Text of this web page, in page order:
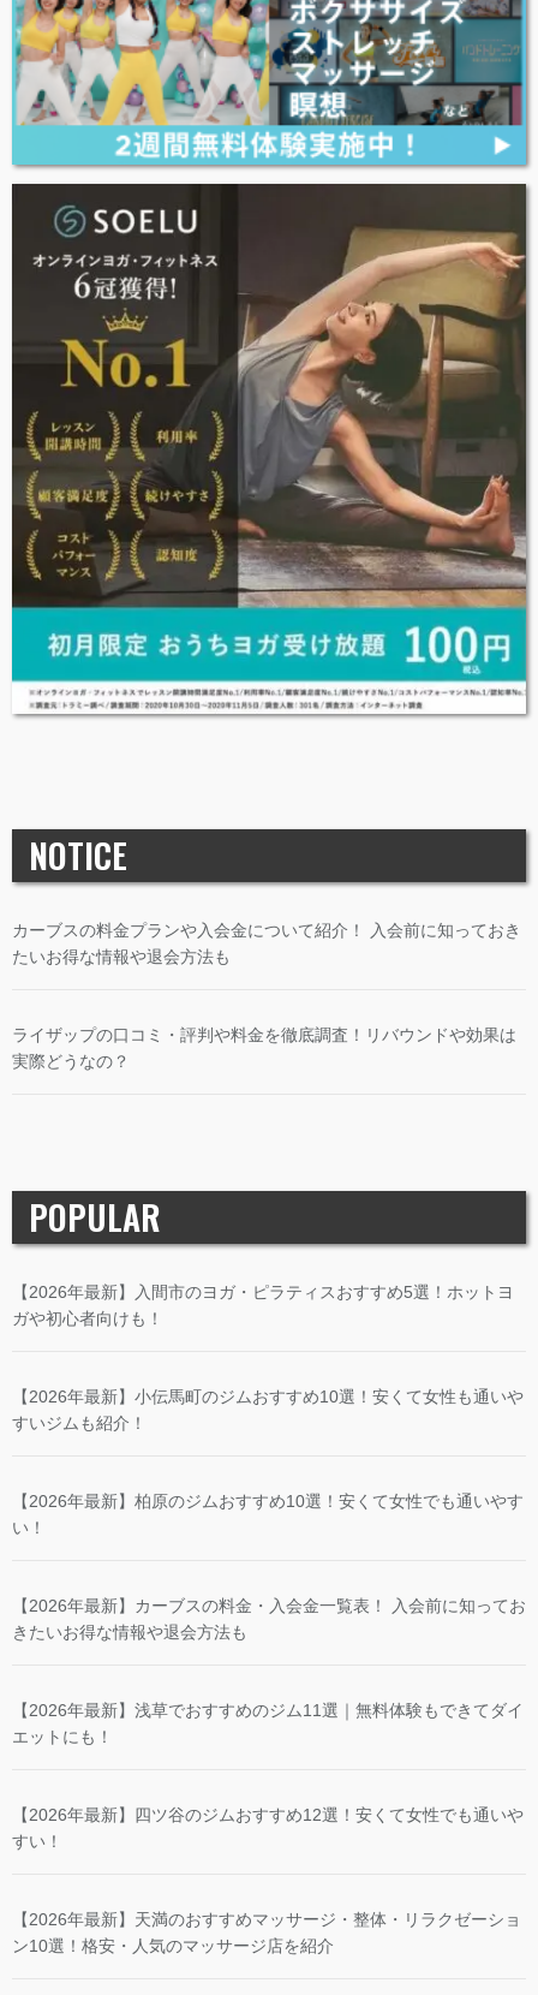
NOTICE
カーブスの料金プランや入会金について紹介！ 入会前に知っておき
たいお得な情報や退会方法も
ライザップの口コミ・評判や料金を徹底調査！リバウンドや効果は
実際どうなの？
POPULAR
【2026年最新】入間市のヨガ・ピラティスおすすめ5選！ホットヨ
ガや初心者向けも！
【2026年最新】小伝馬町のジムおすすめ10選！安くて女性も通いや
すいジムも紹介！
【2026年最新】柏原のジムおすすめ10選！安くて女性でも通いやす
い！
【2026年最新】カーブスの料金・入会金一覧表！ 入会前に知ってお
きたいお得な情報や退会方法も
【2026年最新】浅草でおすすめのジム11選｜無料体験もできてダイ
エットにも！
【2026年最新】四ツ谷のジムおすすめ12選！安くて女性でも通いや
すい！
【2026年最新】天満のおすすめマッサージ・整体・リラクゼーショ
ン10選！格安・人気のマッサージ店を紹介